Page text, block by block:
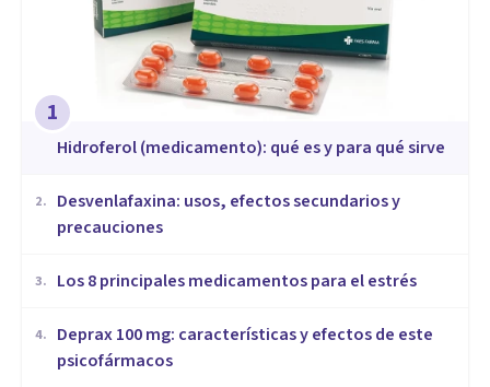
1
Hidroferol (medicamento): qué es y para qué sirve
2.
Desvenlafaxina: usos, efectos secundarios y
precauciones
3. Los 8 principales medicamentos para el estrés
4.
Deprax 100 mg: características y efectos de este
psicofármacos